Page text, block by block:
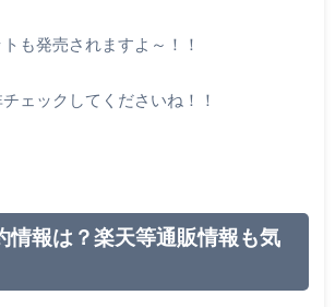
も発売されますよ～！！
ェックしてくださいね！！
情報は？楽天等通販情報も気